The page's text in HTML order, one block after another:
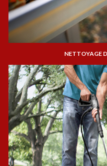
NETTOYAGE